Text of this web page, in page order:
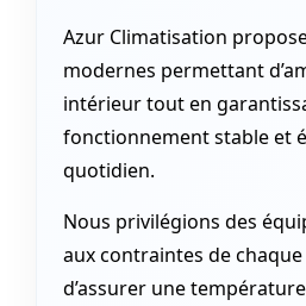
Azur Climatisation
modernes permettant
intérieur tout en
fonctionnement stable et
quotidien.
Nous privilégions des
aux contraintes de
d’assurer une